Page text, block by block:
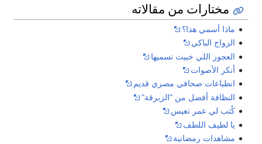
مختارات من مقالاته
ماذا أسمي هذا؟
الزواج الباكي
العجوز اللي خبيث نسميها
أنكر الأصوات
انطباعات صحافي مصري قديم
النظافة أفضل من "الزبرقة"
كُتب لي عمر تعيس
يا لطيف اللطف
مشاهدات رمضانية